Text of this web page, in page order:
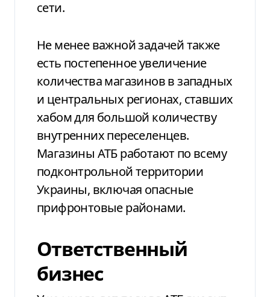
сети.
Не менее важной задачейтакже
есть постепенное увеличение
количествамагазинов в западных
и центральных регионах, ставших
хабом для большой количеству
внутренних переселенцев.
Магазины АТБ работают по всему
подконтрольной территории
Украины, включая опасные
прифронтовыерайонами.
Ответственный
бизнес